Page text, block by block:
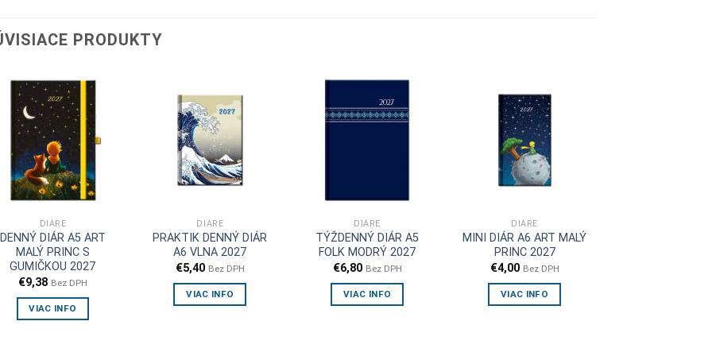
PRODUKTY
DIÁRE
DENNÝ DIÁR A5 ART
MALÝ PRINC S
GUMIČKOU 2027
€9,38 Bez DPH
VIAC INFO
DIÁRE
PRAKTIK DENNÝ DIÁR
A6 VLNA 2027
€5,40 Bez DPH
VIAC INFO
DIÁRE
TÝŽDENNÝ DIÁR A5
FOLK MODRÝ 2027
€6,80 Bez DPH
VIAC INFO
DIÁRE
MINI DIÁR A6 ART MALÝ
PRINC 2027
€4,00 Bez DPH
VIAC INFO